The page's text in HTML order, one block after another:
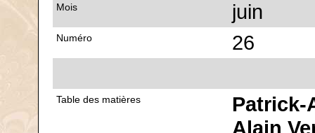
Mois juin
Numéro 26
Table des matières
Patrick-
Alain